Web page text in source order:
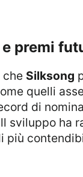
premi
che Silksong
quelli
di
sviluppo
più